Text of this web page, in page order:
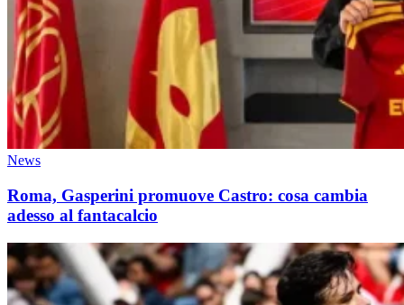
News
Roma, Gasperini promuove Castro: cosa cambia
adesso al fantacalcio